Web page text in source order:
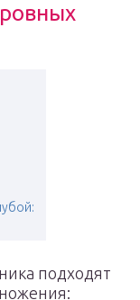
подходят